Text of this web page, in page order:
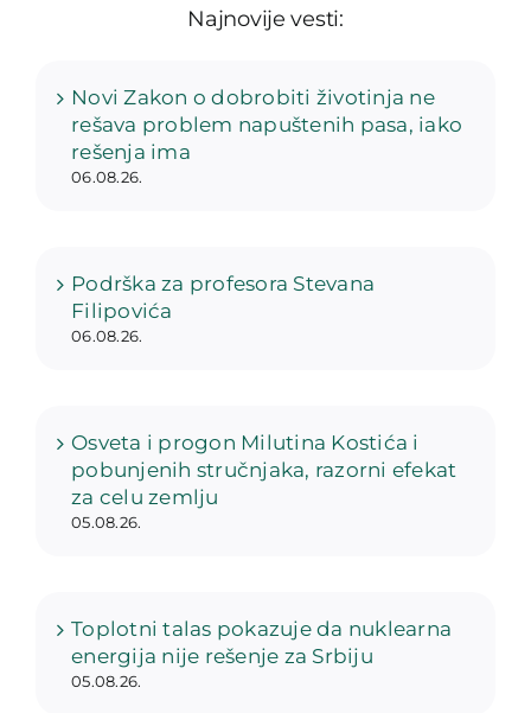
Najnovije vesti:
Novi Zakon o dobrobiti životinja ne
rešava problem napuštenih pasa, iako
rešenja ima
06.08.26.
Podrška za profesora Stevana
Filipovića
06.08.26.
Osveta i progon Milutina Kostića i
pobunjenih stručnjaka, razorni efekat
za celu zemlju
05.08.26.
Toplotni talas pokazuje da nuklearna
energija nije rešenje za Srbiju
05.08.26.